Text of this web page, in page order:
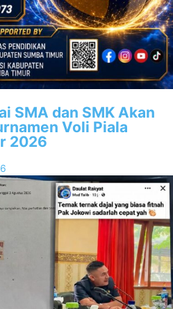
SMA dan SMK Akan
Voli Piala
2026